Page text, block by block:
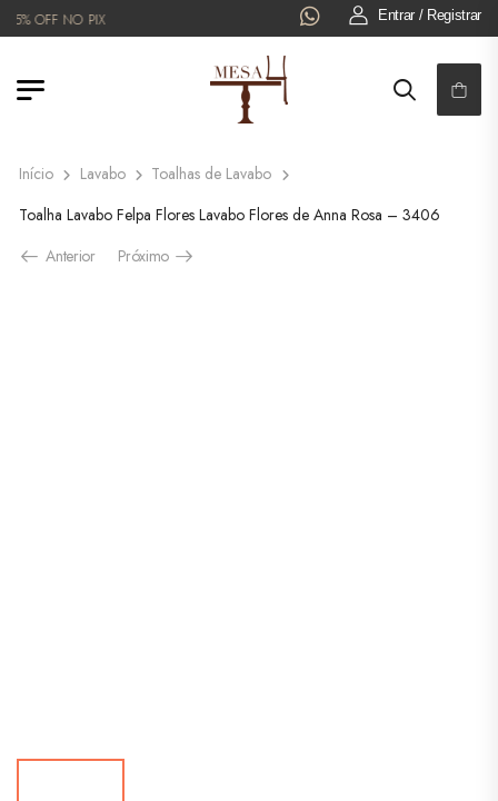
OFF NO PIX Entrar / Registrar
Início Lavabo
Toalhas de Lavabo
Toalha Lavabo Felpa Flores Lavabo Flores de Anna Rosa – 3406
Anterior
Próximo